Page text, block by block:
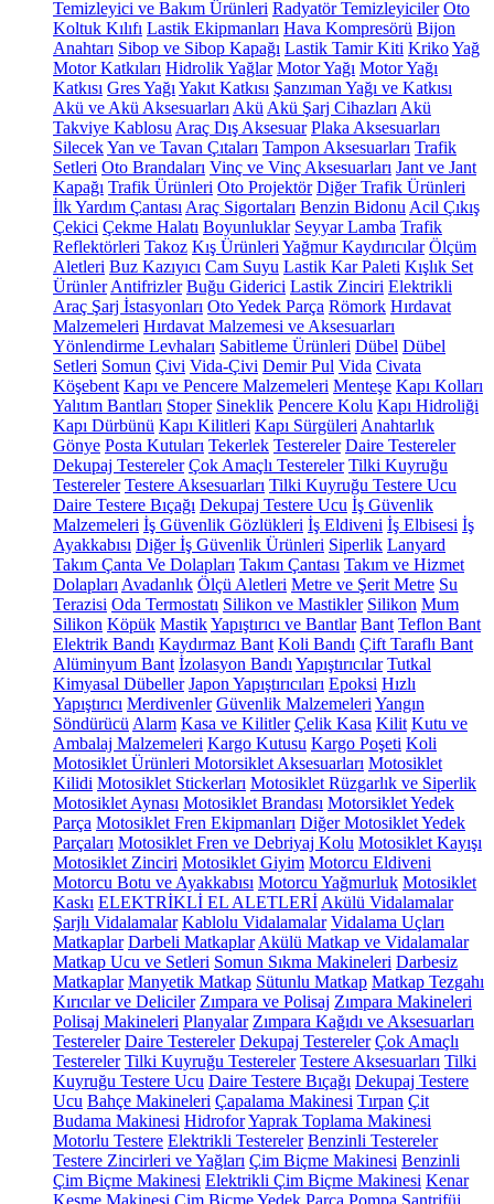
Temizleyici ve Bakım Ürünleri Radyatör Temizleyiciler Oto
Koltuk Kılıfı Lastik Ekipmanları Hava Kompresörü Bijon
Anahtarı Sibop ve Sibop Kapağı Lastik Tamir Kiti KrikoYağ
Motor Katkıları Hidrolik Yağlar Motor Yağı Motor Yağı
Katkısı Gres Yağı Yakıt Katkısı Şanzıman Yağı ve Katkısı
Akü ve Akü Aksesuarları Akü Akü Şarj Cihazları Akü
Takviye Kablosu Araç Dış Aksesuar Plaka Aksesuarları
SilecekYan ve Tavan Çıtaları Tampon Aksesuarları Trafik
Setleri Oto Brandaları Vinç ve Vinç Aksesuarları Jant ve Jant
Kapağı Trafik Ürünleri Oto Projektör Diğer Trafik Ürünleri
İlk Yardım Çantası Araç Sigortaları Benzin Bidonu Acil Çıkış
Çekici Çekme Halatı Boyunluklar Seyyar Lamba Trafik
Reflektörleri Takoz Kış Ürünleri Yağmur Kaydırıcılar Ölçüm
Aletleri Buz Kazıyıcı Cam Suyu Lastik Kar Paleti Kışlık Set
Ürünler Antifrizler Buğu Giderici Lastik Zinciri Elektrikli
Araç Şarj İstasyonları Oto Yedek Parça Römork Hırdavat
Malzemeleri Hırdavat Malzemesi ve Aksesuarları
Yönlendirme Levhaları Sabitleme Ürünleri Dübel Dübel
Setleri Somun Çivi Vida-Çivi Demir Pul Vida Civata
Köşebent Kapı ve Pencere Malzemeleri Menteşe Kapı Kolları
Yalıtım Bantları Stoper Sineklik Pencere Kolu Kapı Hidroliği
Kapı Dürbünü Kapı Kilitleri Kapı Sürgüleri Anahtarlık
Gönye Posta Kutuları Tekerlek Testereler Daire Testereler
Dekupaj Testereler Çok Amaçlı Testereler Tilki Kuyruğu
Testereler Testere Aksesuarları Tilki Kuyruğu Testere Ucu
Daire Testere Bıçağı Dekupaj Testere Ucu İş Güvenlik
Malzemeleri İş Güvenlik Gözlükleri İş Eldiveni İş Elbisesi İş
Ayakkabısı Diğer İş Güvenlik Ürünleri Siperlik Lanyard
Takım Çanta Ve Dolapları Takım Çantası Takım ve Hizmet
Dolapları Avadanlık Ölçü Aletleri Metre ve Şerit Metre Su
Terazisi Oda Termostatı Silikon ve Mastikler Silikon Mum
Silikon Köpük MastikYapıştırıcı ve Bantlar Bant Teflon Bant
Elektrik Bandı Kaydırmaz Bant Koli Bandı Çift Taraflı Bant
Alüminyum Bant İzolasyon Bandı Yapıştırıcılar Tutkal
Kimyasal Dübeller Japon Yapıştırıcıları Epoksi Hızlı
Yapıştırıcı Merdivenler Güvenlik Malzemeleri Yangın
Söndürücü Alarm Kasa ve Kilitler Çelik Kasa Kilit Kutu ve
Ambalaj Malzemeleri Kargo Kutusu Kargo Poşeti Koli
Motosiklet Ürünleri Motorsiklet Aksesuarları Motosiklet
Kilidi Motosiklet Stickerları Motosiklet Rüzgarlık ve Siperlik
Motosiklet Aynası Motosiklet Brandası Motorsiklet Yedek
Parça Motosiklet Fren Ekipmanları Diğer Motosiklet Yedek
Parçaları Motosiklet Fren ve Debriyaj Kolu Motosiklet Kayışı
Motosiklet Zinciri Motosiklet Giyim Motorcu Eldiveni
Motorcu Botu ve Ayakkabısı Motorcu Yağmurluk Motosiklet
Kaskı ELEKTRİKLİ EL ALETLERİ Akülü Vidalamalar
Şarjlı Vidalamalar Kablolu Vidalamalar Vidalama Uçları
Matkaplar Darbeli Matkaplar Akülü Matkap ve Vidalamalar
Matkap Ucu ve Setleri Somun Sıkma Makineleri Darbesiz
Matkaplar Manyetik Matkap Sütunlu Matkap Matkap Tezgahı
Kırıcılar ve Deliciler Zımpara ve Polisaj Zımpara Makineleri
Polisaj Makineleri Planyalar Zımpara Kağıdı ve Aksesuarları
Testereler Daire Testereler Dekupaj Testereler Çok Amaçlı
Testereler Tilki Kuyruğu Testereler Testere Aksesuarları Tilki
Kuyruğu Testere Ucu Daire Testere Bıçağı Dekupaj Testere
Ucu Bahçe Makineleri Çapalama Makinesi Tırpan Çit
Budama Makinesi HidroforYaprak Toplama Makinesi
Motorlu Testere Elektrikli Testereler Benzinli Testereler
Testere Zincirleri ve Yağları Çim Biçme Makinesi Benzinli
Çim Biçme Makinesi Elektrikli Çim Biçme Makinesi Kenar
Kesme Makinesi Çim Biçme Yedek Parça Pompa Santrifüj